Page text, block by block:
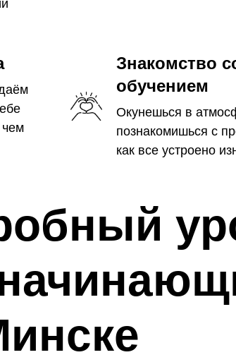
чем
Знакомство
обучением
Окунешься в
познакомишься с
как все устроено